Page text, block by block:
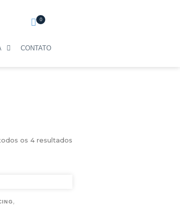
0
CONTATO
os 4 resultados
,